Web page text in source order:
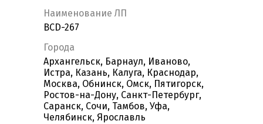
Наименование ЛП
BCD-267
Города
Архангельск, Барнаул, Иваново,
Истра, Казань, Калуга, Краснодар,
Москва, Обнинск, Омск, Пятигорск,
Ростов-на-Дону, Санкт-Петербург,
Саранск, Сочи, Тамбов, Уфа,
Челябинск, Ярославль